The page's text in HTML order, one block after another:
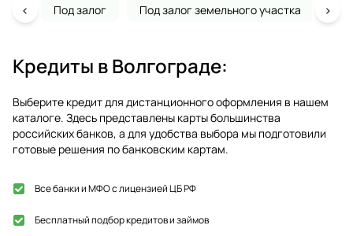
Под залог Под залог земельного участка
‹ ›
Кредиты вВолгограде:
Выберите кредит для дистанционного оформления в нашем
каталоге. Здесь представлены карты большинства
российских банков, а для удобства выбора мы подготовили
готовые решения по банковским картам.
Все банки и МФО с лицензией ЦБ РФ
Бесплатный подбор кредитов и займов